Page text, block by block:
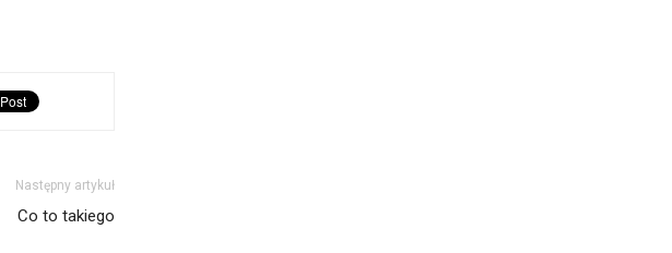
Następny artykuł
Co to takiego